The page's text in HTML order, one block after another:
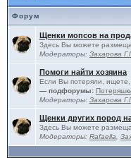
Форум
Щенки мопсов на
Здесь Вы можете
Модераторы: Захарова
Помоги найти хозяина
Если Вы потеряли, ищете,
— подфорумы:
Модераторы: Захарова
Щенки других пород
Здесь Вы можете
Модераторы: Rafaella